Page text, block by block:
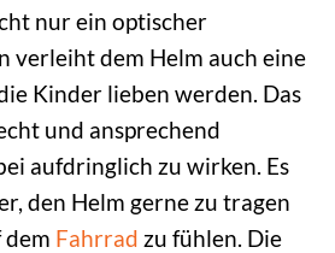
nur ein optischer
verleiht dem Helm auch eine
Kinder lieben werden. Das
und ansprechend
aufdringlich zu wirken. Es
den Helm gerne zu tragen
dem Fahrrad zu fühlen. Die